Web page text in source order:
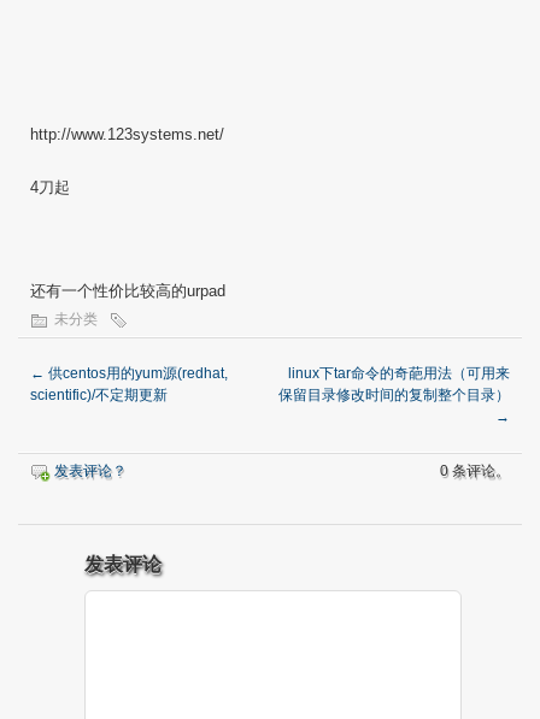
http://www.123systems.net/
4刀起
还有一个性价比较高的urpad
未分类
← 供centos用的yum源(redhat,
scientific)/不定期更新
linux下tar命令的奇葩用法（可用来
保留目录修改时间的复制整个目录）
→
发表评论？ 0 条评论。
发表评论